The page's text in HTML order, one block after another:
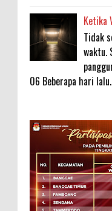
Ketika
Tidak
waktu.
06 Beberapa hari